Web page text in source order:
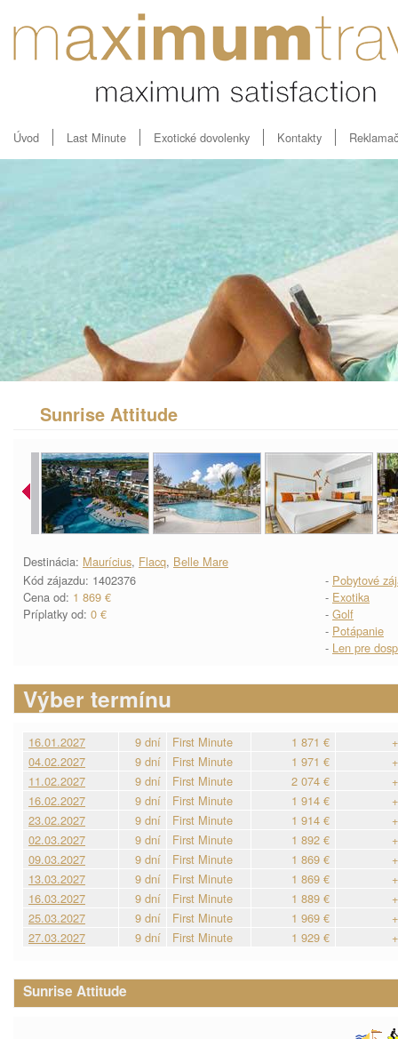
Úvod Last Minute Exotické dovolenky Kontakty
Sunrise Attitude
Destinácia: Maurícius, Flacq, Belle Mare
Kód zájazdu: 1402376
Cena od: 1 869 €
Príplatky od: 0 €
- Pobytové
- Exotika
- Golf
- Potápanie
- Len pre
Výber termínu
16.01.2027 9 dní First Minute 1 871 €
04.02.2027
9 dní First Minute 1 971 €
11.02.2027
9 dní First Minute 2 074 €
16.02.2027
9 dní First Minute 1 914 €
23.02.2027
9 dní First Minute 1 914 €
02.03.2027
9 dní First Minute 1 892 €
09.03.2027
9 dní First Minute 1 869 €
13.03.2027
9 dní First Minute 1 869 €
16.03.2027
9 dní First Minute 1 889 €
25.03.2027
9 dní First Minute 1 969 €
27.03.2027
9 dní First Minute 1 929 €
Sunrise Attitude